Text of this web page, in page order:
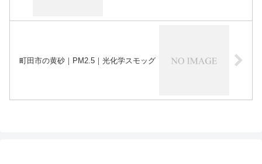
町田市の黄砂｜PM2.5｜光化学スモッグ